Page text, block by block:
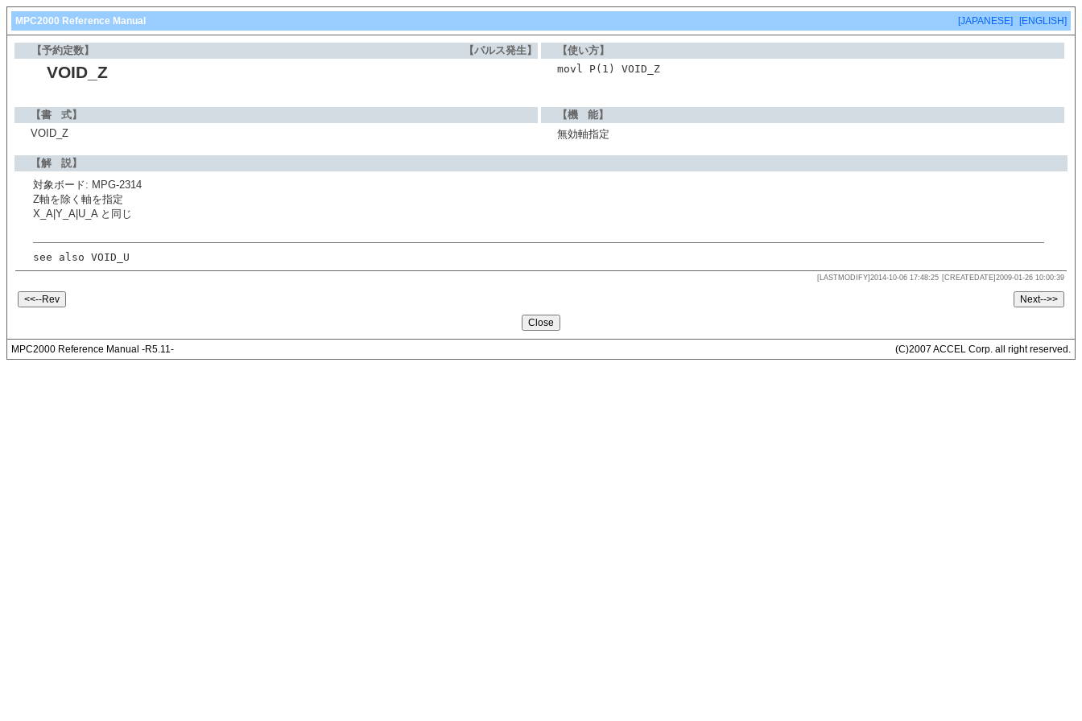
MPC2000 Reference Manual [JAPANESE] [ENGLISH]
【予約定数】 【パルス発生】 【使い方】
VOID_Z movl P(1) VOID_Z
【書 式】
【機 能】
VOID_Z
無効軸指定
【解 説】
対象ボード: MPG-2314
Z軸を除く軸を指定
X_A|Y_A|U_A と同じ
see also VOID_U
[LASTMODIFY]2014-10-06 17:48:25 [CREATEDATE]2009-01-26 10:00:39
MPC2000 Reference Manual -R5.11- (C)2007 ACCEL Corp. all right reserved.